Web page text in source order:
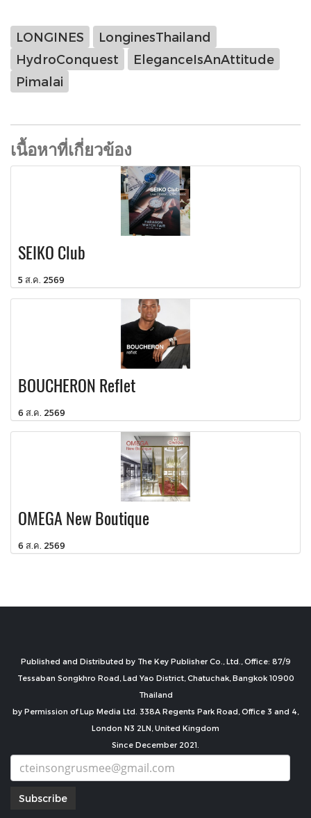
LONGINES
LonginesThailand
HydroConquest
EleganceIsAnAttitude
Pimalai
เนื้อหาที่เกี่ยวข้อง
SEIKO Club
5 ส.ค. 2569
BOUCHERON Reflet
6 ส.ค. 2569
OMEGA New Boutique
6 ส.ค. 2569
Published and Distributed by The Key Publisher Co., Ltd., Office: 87/9
Tessaban Songkhro Road, Lad Yao District, Chatuchak, Bangkok 10900
Thailand
by Permission of Lup Media Ltd. 338A Regents Park Road, Office 3 and 4,
London N3 2LN, United Kingdom
Since December 2021.
Subscribe